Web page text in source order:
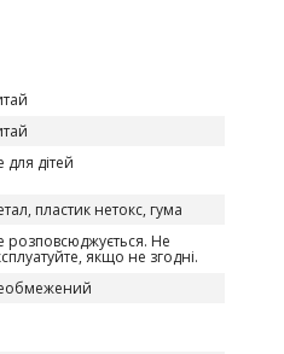
для дітей
пластик нетокс, гума
розповсюджується. Не
якщо не згодні.